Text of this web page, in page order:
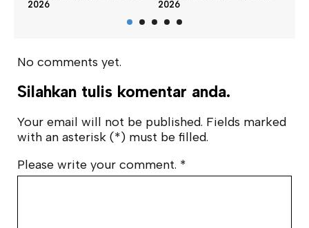
No comments yet.
Silahkan tulis komentar anda.
Your email will not be published. Fields marked
with an asterisk (*) must be filled.
Please write your comment. *